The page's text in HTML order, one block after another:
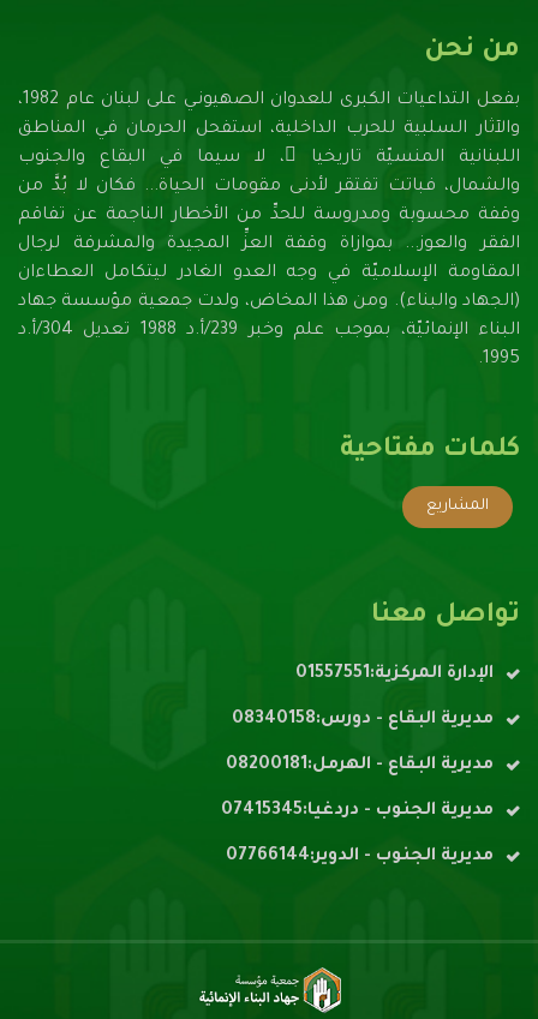
من نحن
بفعل التداعيات الكبرى للعدوان الصهيونـي على لبنان عام 1982،
والآثار السلبية للحرب الداخلية، استفحل الحرمان في المناطق
اللبنانية المنسيّة تاريخيا ً، لا سيما في البقاع والجنوب
والشمال، فباتت تفتقر لأدنـى مقومات الحياة... فكان لا بُدَّ من
وقفة محسوبة ومدروسة للحدِّ من الأخطار الناجمة عن تفاقم
الفقر والعوز... بموازاة وقفة العزِّ المجيدة والمشرفة لرجال
المقاومة الإسلاميّة في وجه العدو الغادر ليتكامل العطاءان
(الجهاد والبناء). ومن هذا المخاض، ولدت جمعية مؤسسة جهاد
البناء الإنمائيّة، بموجب علم وخبر 239/أ.د 1988 تعديل 304/أ.د
1995.
كلمات مفتاحية
المشاريع
تواصل معنا
الإدارة المركزية:01557551
مديرية البقاع - دورس:08340158
مديرية البقاع - الهرمل:08200181
مديرية الجنوب - دردغيا:07415345
مديرية الجنوب - الدوير:07766144